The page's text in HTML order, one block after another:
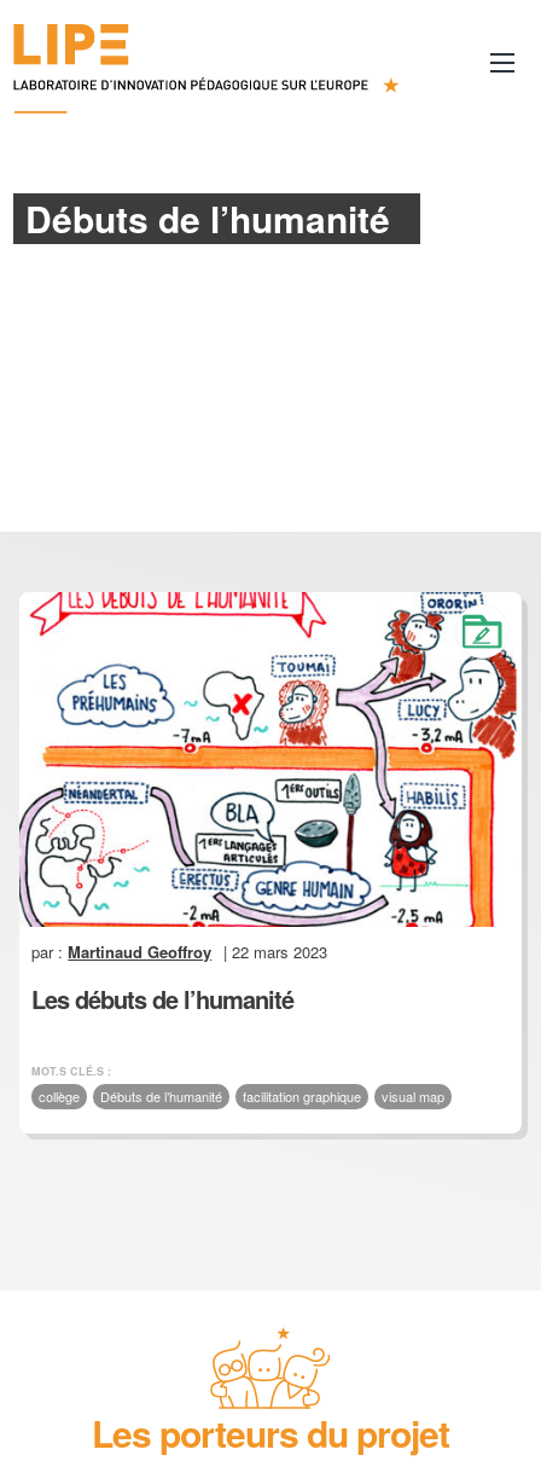
Débuts de l’humanité
par :Martinaud Geoffroy | 22 mars 2023
Les débuts de l’humanité
MOT.S CLÉ.S :
collège Débuts de l’humanité facilitation graphique visual map
Les porteurs du projet